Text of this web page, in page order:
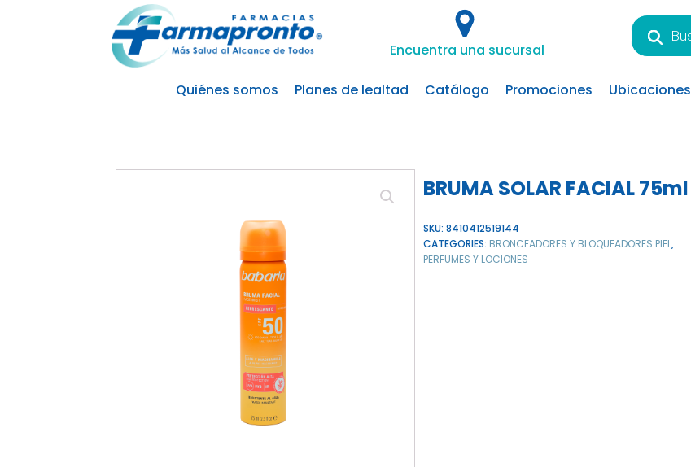
Encuentra una sucursal
Búsqueda
de
productos
Quiénes somos Planes de lealtad Catálogo Promociones Ubicaciones
BRUMA SOLAR FACIAL 75ml
SKU: 8410412519144
CATEGORIES: BRONCEADORES Y BLOQUEADORES PIEL,
PERFUMES Y LOCIONES